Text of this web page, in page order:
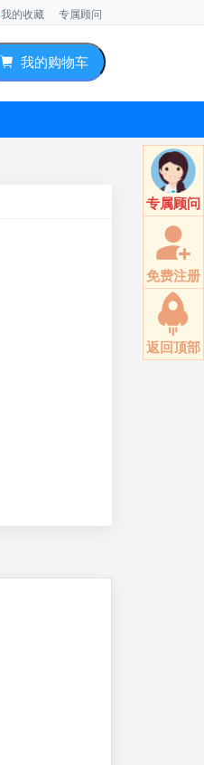
我的收藏 专属顾问
我的购物车
专属顾问
免费注册
返回顶部